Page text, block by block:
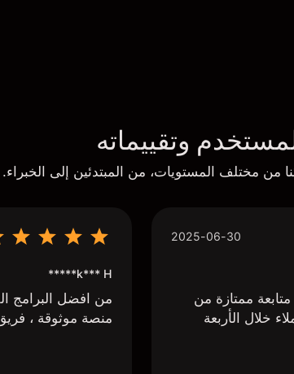
وتقييماته
من مختلف المستويات، من المبتدئين إلى الخبراء.
2025-06-30
ممتازة من
خلال الأربعة
k*** H*****
من افضل البرامج
منصة موثوقة ،